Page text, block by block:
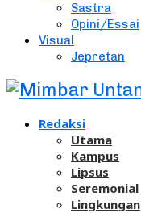
Sastra
Opini/Essai
Visual
Jepretan
Redaksi
Utama
Kampus
Lipsus
Seremonial
Lingkungan